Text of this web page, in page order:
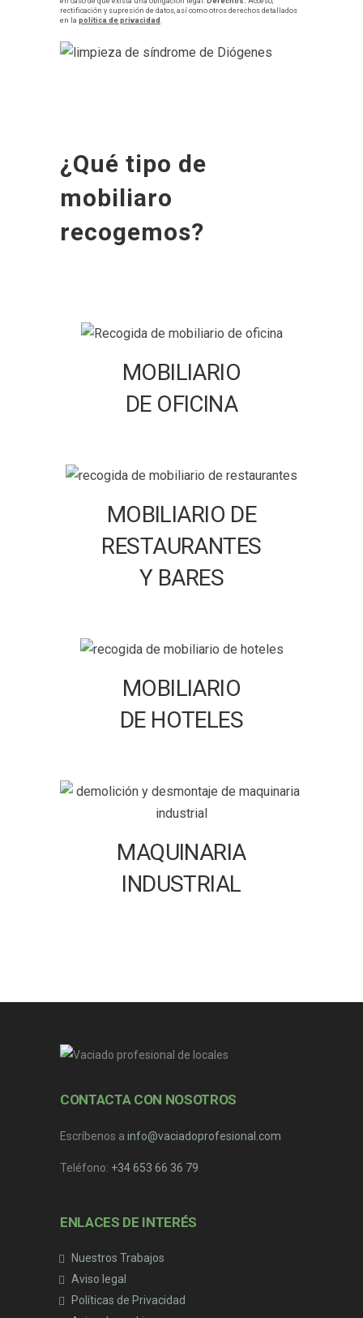
rectificación y supresión de datos, así como otros derechos detallados
en la política de privacidad .
¿Qué tipo de
mobiliaro
recogemos?
MOBILIARIO
DE OFICINA
MOBILIARIO DE
RESTAURANTES
Y BARES
MOBILIARIO
DE HOTELES
MAQUINARIA
INDUSTRIAL
CONTACTA CON NOSOTROS
Escríbenos a info@vaciadoprofesional.com
Teléfono: +34 653 66 36 79
ENLACES DE INTERÉS
Nuestros Trabajos
Aviso legal
Políticas de Privacidad